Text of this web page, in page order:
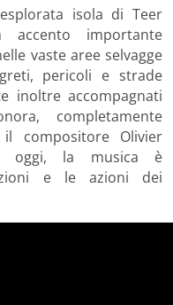
isola di Teer
accento importante
vaste aree selvagge
pericoli e strade
inoltre accompagnati
completamente
compositore Olivier
oggi, la musica è
e le azioni dei